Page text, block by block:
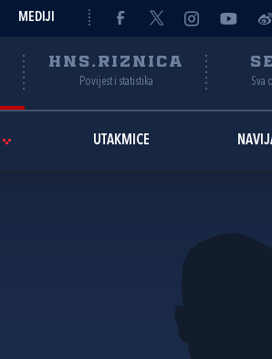
MEDIJI
HNS.RIZNICA
Povijest i statistika Sva
UTAKMICE